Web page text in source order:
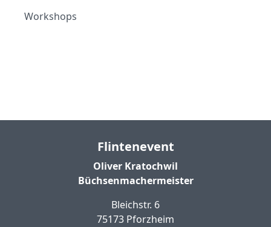
Workshops
Flintenevent
Oliver Kratochwil
Büchsenmachermeister
Bleichstr. 6
75173 Pforzheim